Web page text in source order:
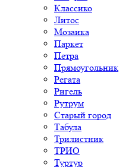
Классико
Литос
Мозаика
Паркет
Петра
Прямоугольник
Регата
Ригель
Рутрум
Старый город
Табула
Трилистник
ТРИО
Туртур